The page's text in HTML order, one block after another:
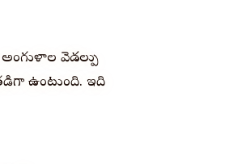
అంగుళాల వెడల్పు
ఉంటుంది. ఇది